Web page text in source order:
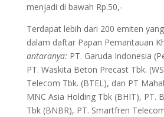
menjadi di bawah Rp.50,-
Terdapat lebih dari 200 emiten
dalam daftar Papan Pemantauan
antaranya: PT. Garuda Indonesia
PT. Waskita Beton Precast Tbk.
Telecom Tbk. (BTEL), dan PT
MNC Asia Holding Tbk (BHIT), PT.
Tbk (BNBR), PT. Smartfren